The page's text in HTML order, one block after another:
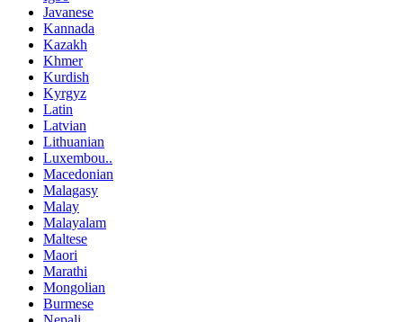
Javanese
Kannada
Kazakh
Khmer
Kurdish
Kyrgyz
Latin
Latvian
Lithuanian
Luxembou..
Macedonian
Malagasy
Malay
Malayalam
Maltese
Maori
Marathi
Mongolian
Burmese